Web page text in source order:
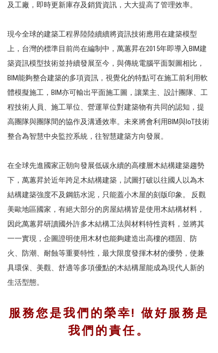
及工廠，即時更新庫存及銷貨資訊，大大提高了管理效率。
現今全球的建築工程界陸陸續續將資訊技術應用在建築模型
上，台灣的標準目前尚在編制中，萬蕙昇在2015年即導入BIM建
築資訊模型技術並持續發展至今，與傳統電腦平面製圖相比，
BIM能夠整合建築的多項資訊，視覺化的特點可在施工前利用軟
體模擬施工，BIM亦可輸出平面施工圖，讓業主、設計團隊、工
程技術人員、施工單位、營運單位對建築物有共同的認知，提
高團隊與團隊間的協作及溝通效率。未來將會利用BIM與IoT技術
整合為智慧中央監控系統，往智慧建築方向發展。
在全球先進國家正朝向發展低碳永續的高樓層木結構建築趨勢
下，萬蕙昇於近年跨足木結構建築，試圖打破以往國人以為木
結構建築強度不及鋼筋水泥，只能蓋小木屋的刻版印象。 反觀
美歐地區國家，有絕大部分的房屋結構皆是使用木結構材料，
因此萬蕙昇研讀國外許多木結構工法與材料特性資料，並將其
一一實現，企圖證明使用木材也能夠建造出高樓的穩固、防
火、防潮、耐蝕等重要特性，最大限度發揮木材的優勢，使兼
具環保、美觀、舒適等多項優點的木結構屋能成為現代人新的
生活型態。
服務您是我們的榮幸! 做好服務是
我們的責任。